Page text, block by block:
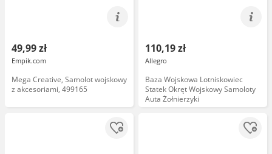
49,99 zł
Empik.com
Mega Creative, Samolot wojskowy
z akcesoriami, 499165
110,19 zł
Allegro
Baza Wojskowa Lotniskowiec
Statek Okręt Wojskowy Samoloty
Auta Żołnierzyki